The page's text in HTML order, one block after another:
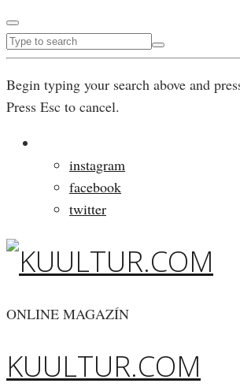
Begin typing your search above and
Press Esc to cancel.
instagram
facebook
twitter
ONLINE MAGAZÍN
KUULTUR.COM